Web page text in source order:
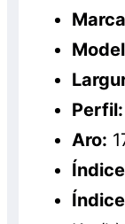
Perfil:
Aro: